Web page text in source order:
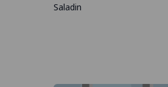
Saladin